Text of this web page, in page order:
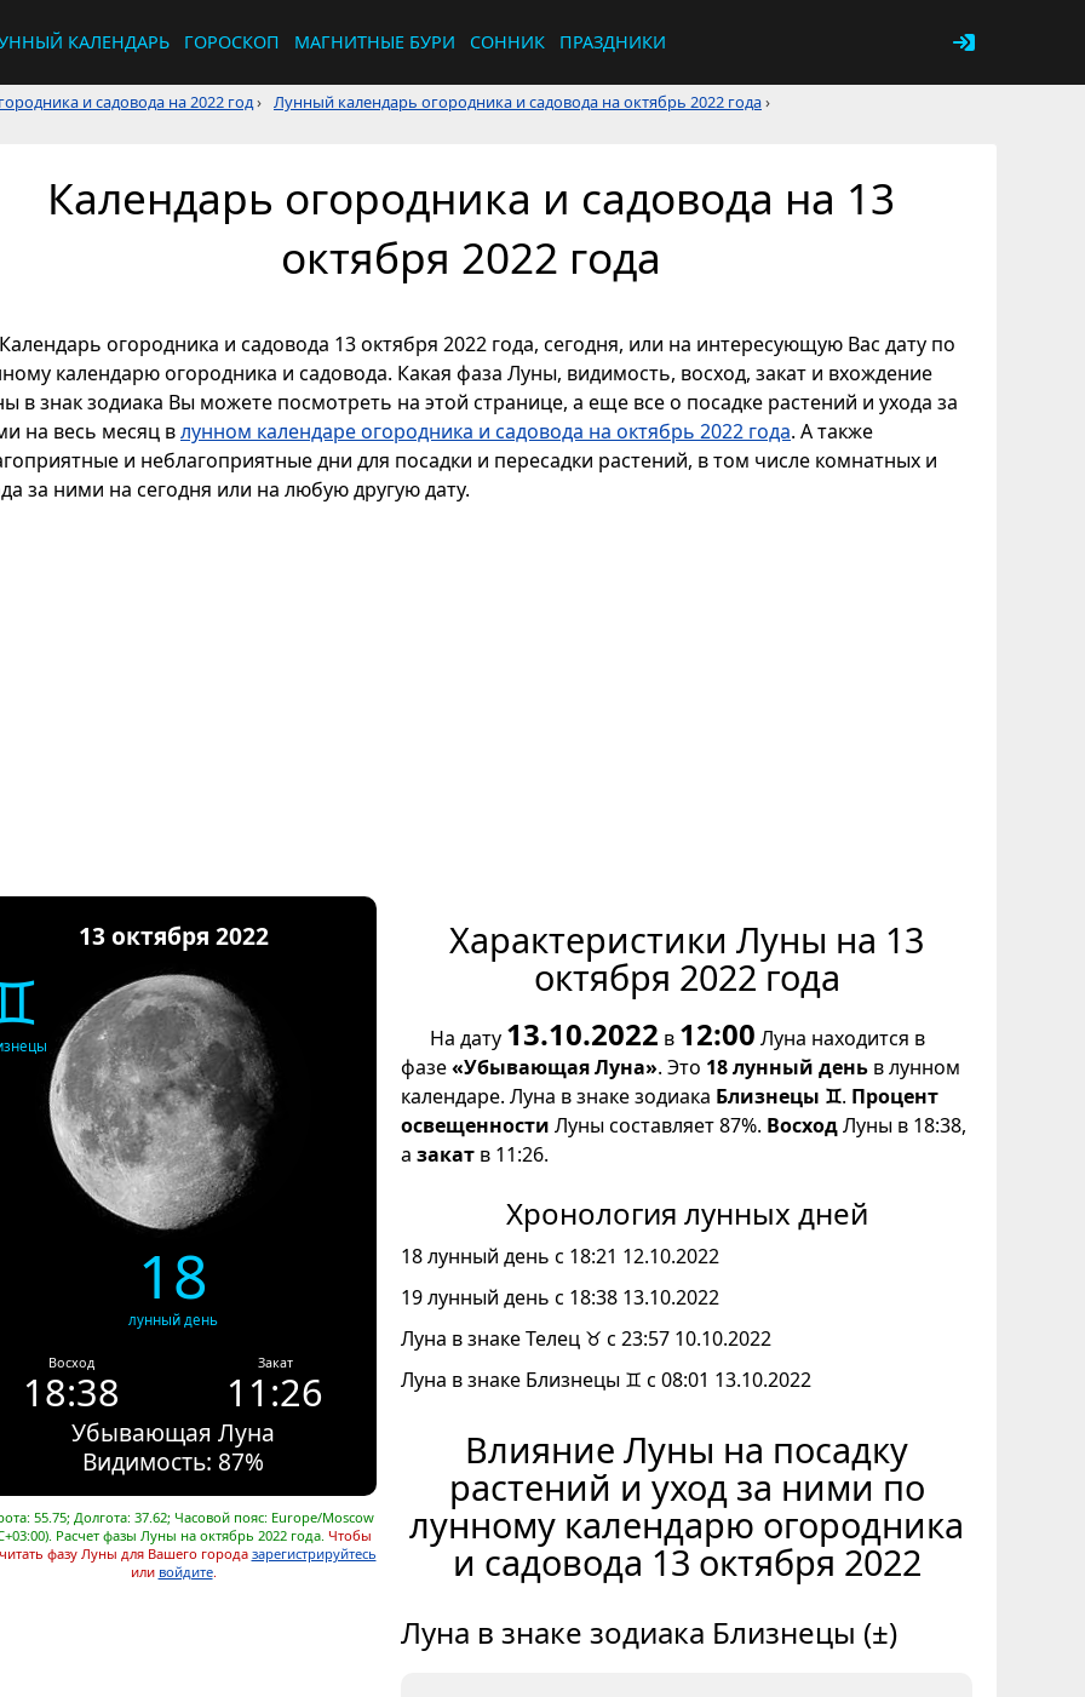
КАЛЕНДАРЬ ГОРОСКОП МАГНИТНЫЕ БУРИ СОННИК ПРАЗДНИКИ
и садовода на 2022 год› Лунный календарь огородника и садовода на октябрь 2022 года›
Календарь огородника и садовода на 13
октября 2022 года
Календарь огородника и садовода 13 октября 2022 года, сегодня, или на интересующую Вас дату по
календарю огородника и садовода. Какая фаза Луны, видимость, восход, закат и вхождение
в знак зодиака Вы можете посмотреть на этой странице, а еще все о посадке растений и ухода за
на весь месяц влунном календаре огородника и садовода на октябрь 2022 года. А также
и неблагоприятные дни для посадки и пересадки растений, в том числе комнатных и
за ними на сегодня или на любую другую дату.
13 октября 2022
18
лунный день
Восход
18:38
Закат
11:26
Убывающая Луна
Видимость: 87%
55.75; Долгота: 37.62; Часовой пояс: Europe/Moscow
Расчет фазы Луны на октябрь 2022 года. Чтобы
фазу Луны для Вашего городазарегистрируйтесь
или войдите.
Характеристики Луны на 13
октября 2022 года
На дату 13.10.2022 в 12:00 Луна находится в
фазе«Убывающая Луна». Это 18 лунный день в лунном
календаре. Луна в знаке зодиака Близнецы ♊. Процент
освещенности Луны составляет 87%. ВосходЛуны в 18:38,
а закат в 11:26.
Хронология лунных дней
18 лунный день с 18:21 12.10.2022
19 лунный день с 18:38 13.10.2022
Луна в знаке Телец ♉ с 23:57 10.10.2022
Луна в знаке Близнецы ♊ с 08:01 13.10.2022
Влияние Луны на посадку
растений и уход за ними по
лунному календарю огородника
и садовода 13 октября 2022
Луна в знаке зодиака Близнецы (±)